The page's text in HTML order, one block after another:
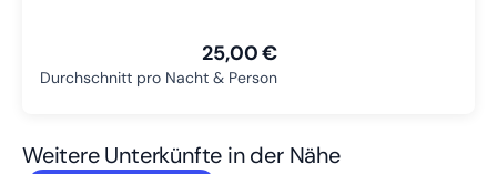
25,00 €
Durchschnitt pro Nacht & Person
Weitere Unterkünfte in der Nähe